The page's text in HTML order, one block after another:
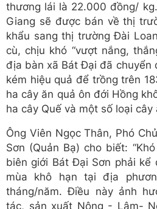
thương lái là 22.000 đồng/
Giang sẽ được bán về thị
khẩu sang thị trường Đài
cù, chịu khó “vượt nắng,
địa bàn xã Bát Đại đã chuyển
kém hiệu quả để trồng trên
ha cây ăn quả ôn đới Hồng
ha cây Quế và một số loại cây
Ông Viên Ngọc Thân, Phó
Sơn (Quản Bạ) cho biết:
biên giới Bát Đại Sơn phải kể
mùa khô hạn tại địa
tháng/năm. Điều này ảnh
tác, sản xuất Nông - Lâm-